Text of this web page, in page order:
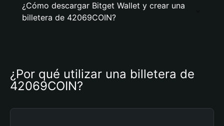
¿Cómo descargar Bitget Wallet y crear una
billetera de 42069COIN?
¿Por qué utilizar una billetera de
42069COIN?